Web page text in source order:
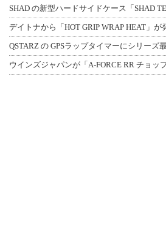
SHAD の新型ハードサイドケース「SHAD
デイトナから「HOT GRIP WRAP HEAT」
QSTARZ の GPSラップタイマーにシリーズ
ウインズジャパンが「A-FORCE RR チョッ